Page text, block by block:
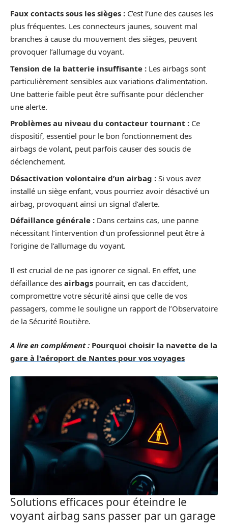
Faux contacts sous les sièges : C’est l’une des causes les
plus fréquentes. Les connecteurs jaunes, souvent mal
branches à cause du mouvement des sièges, peuvent
provoquer l’allumage du voyant.
Tension de la batterie insuffisante : Les airbags sont
particulièrement sensibles aux variations d’alimentation.
Une batterie faible peut être suffisante pour déclencher
une alerte.
Problèmes au niveau du contacteur tournant : Ce
dispositif, essentiel pour le bon fonctionnement des
airbags de volant, peut parfois causer des soucis de
déclenchement.
Désactivation volontaire d’un airbag : Si vous avez
installé un siège enfant, vous pourriez avoir désactivé un
airbag, provoquant ainsi un signal d’alerte.
Défaillance générale : Dans certains cas, une panne
nécessitant l’intervention d’un professionnel peut être à
l’origine de l’allumage du voyant.
Il est crucial de ne pas ignorer ce signal. En effet, une
défaillance des airbags pourrait, en cas d’accident,
compromettre votre sécurité ainsi que celle de vos
passagers, comme le souligne un rapport de l’Observatoire
de la Sécurité Routière.
A lire en complément : Pourquoi choisir la navette de la
gare à l'aéroport de Nantes pour vos voyages
Solutions efficaces pour éteindre le
voyant airbag sans passer par un garage